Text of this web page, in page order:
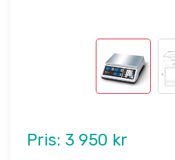
Pris: 3 950 kr